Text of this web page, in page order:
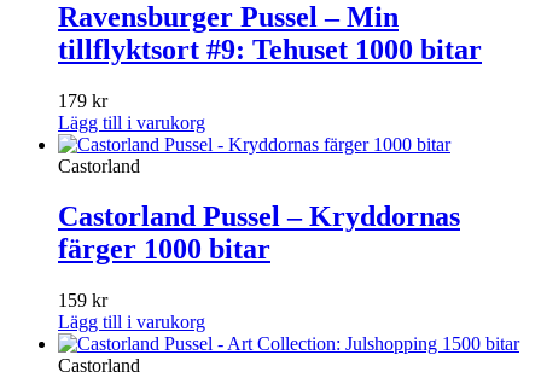
Ravensburger Pussel – Min
tillflyktsort #9: Tehuset 1000 bitar
179 kr
Lägg till i varukorg
Castorland
Castorland Pussel – Kryddornas
färger 1000 bitar
159 kr
Lägg till i varukorg
Castorland